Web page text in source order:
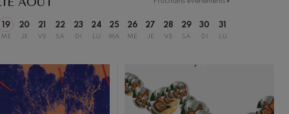
19
ME
20
JE
21
VE
22
SA
23
DI
24
LU
25
MA
26
ME
27
JE
28
VE
29
SA
30
DI
31
LU